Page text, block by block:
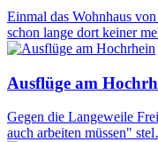
Einmal das Wohnhaus
schon lange dort keiner
Ausflüge am
Gegen die Langeweile
auch arbeiten müssen"